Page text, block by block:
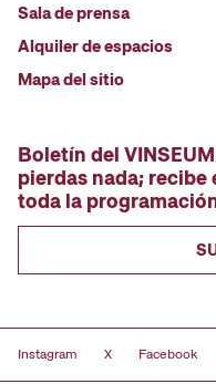
Sala de prensa
Alquiler de espacios
Mapa del sitio
Boletín del
pierdas nada; recibe
toda la
Instagram X Facebook